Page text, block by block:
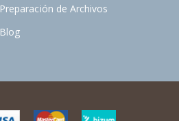
Preparación de Archivos
Blog